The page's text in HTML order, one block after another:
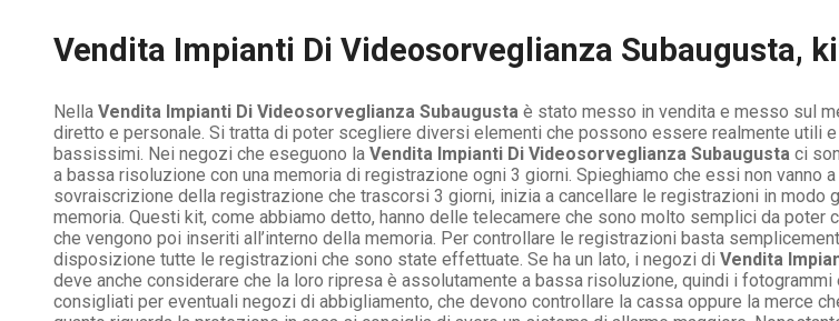
Vendita Impianti Di Videosorveglianza Subaugusta,
Nella Vendita Impianti Di Videosorveglianza Subaugusta è stato messo in vendita e messo sul
diretto e personale. Si tratta di poter scegliere diversi elementi che possono essere realmente utili
bassissimi. Nei negozi che eseguono la Vendita Impianti Di Videosorveglianza Subaugusta ci
a bassa risoluzione con una memoria di registrazione ogni 3 giorni. Spieghiamo che essi non vanno
sovraiscrizione della registrazione che trascorsi 3 giorni, inizia a cancellare le registrazioni in modo
memoria. Questi kit, come abbiamo detto, hanno delle telecamere che sono molto semplici da
che vengono poi inseriti all’interno della memoria. Per controllare le registrazioni basta
disposizione tutte le registrazioni che sono state effettuate. Se ha un lato, i negozi di Vendita
deve anche considerare che la loro ripresa è assolutamente a bassa risoluzione, quindi i
consigliati per eventuali negozi di abbigliamento, che devono controllare la cassa oppure la merce